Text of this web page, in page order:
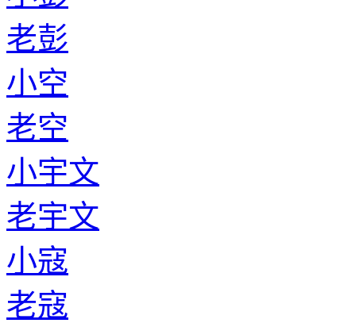
老彭
小空
老空
小宇文
老宇文
小寇
老寇